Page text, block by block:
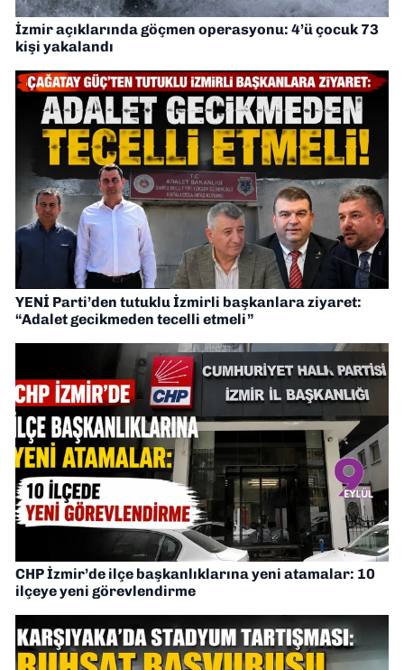
İzmir açıklarında göçmen operasyonu: 4’ü çocuk 73
kişi yakalandı
YENİ Parti’den tutuklu İzmirli başkanlara ziyaret:
“Adalet gecikmeden tecelli etmeli”
CHP İzmir’de ilçe başkanlıklarına yeni atamalar: 10
ilçeye yeni görevlendirme